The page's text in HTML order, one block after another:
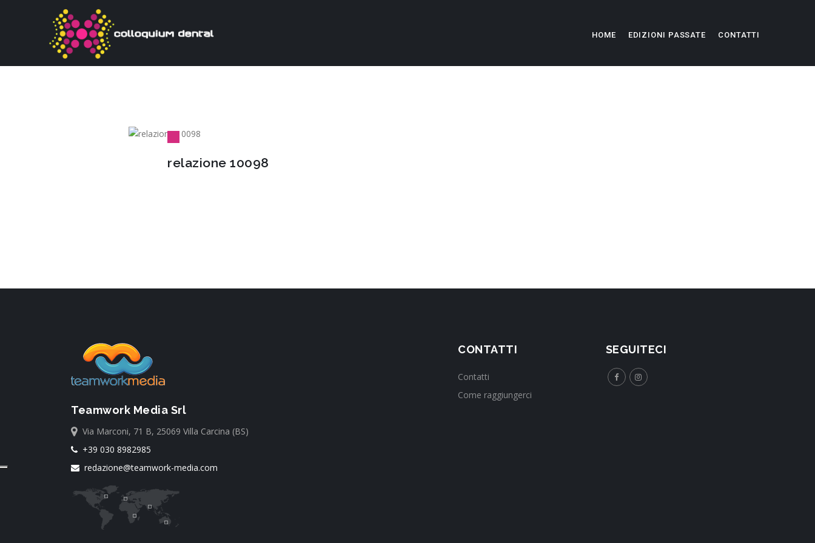
HOME EDIZIONI PASSATE CONTATTI
relazione 10098
Teamwork Media Srl
Via Marconi, 71 B, 25069 Villa Carcina (BS)
+39 030 8982985
redazione@teamwork-media.com
CONTATTI
Contatti
Come raggiungerci
SEGUITECI